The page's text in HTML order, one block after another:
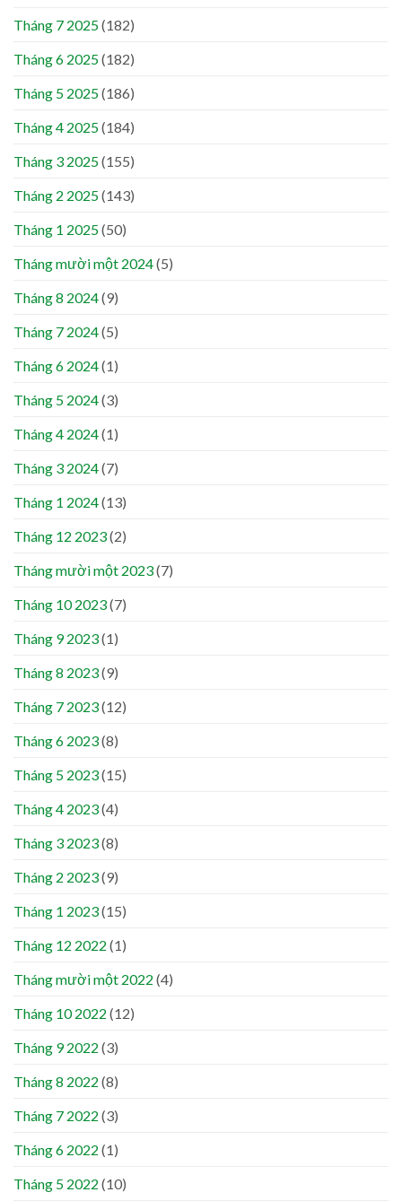
Tháng 7 2025(182)
Tháng 6 2025(182)
Tháng 5 2025(186)
Tháng 4 2025(184)
Tháng 3 2025(155)
Tháng 2 2025(143)
Tháng 1 2025(50)
Tháng mười một 2024(5)
Tháng 8 2024(9)
Tháng 7 2024(5)
Tháng 6 2024(1)
Tháng 5 2024(3)
Tháng 4 2024(1)
Tháng 3 2024(7)
Tháng 1 2024(13)
Tháng 12 2023(2)
Tháng mười một 2023(7)
Tháng 10 2023(7)
Tháng 9 2023(1)
Tháng 8 2023(9)
Tháng 7 2023(12)
Tháng 6 2023(8)
Tháng 5 2023(15)
Tháng 4 2023(4)
Tháng 3 2023(8)
Tháng 2 2023(9)
Tháng 1 2023(15)
Tháng 12 2022 (1)
Tháng mười một 2022 (4)
Tháng 10 2022 (12)
Tháng 9 2022 (3)
Tháng 8 2022 (8)
Tháng 7 2022 (3)
Tháng 6 2022 (1)
Tháng 5 2022 (10)